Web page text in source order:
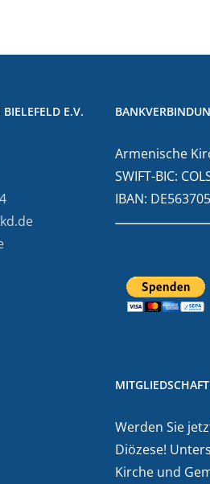
E.V.
Armenische
SWIFT-BIC:
IBAN:
Werden Sie
Diözese!
Kirche und